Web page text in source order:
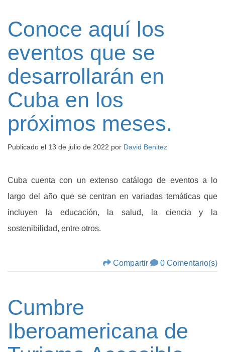
Conoce aquí los
eventos que se
desarrollarán en
Cuba en los
próximos meses.
Publicado el 13 de julio de 2022 por David Benitez
Cuba cuenta con un extenso catálogo de eventos a lo
largo del año que se centran en variadas temáticas que
incluyen la educación, la salud, la ciencia y la
sostenibilidad, entre otros.
Compartir 0 Comentario(s)
Cumbre
Iberoamericana de